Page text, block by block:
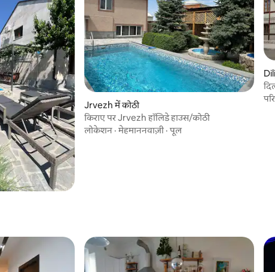
Jrvezh में कोठी
किराए पर Jrvezh हॉलिडे हाउस/कोठी
लोकेशन ·मेहमाननवाज़ी ·पूल